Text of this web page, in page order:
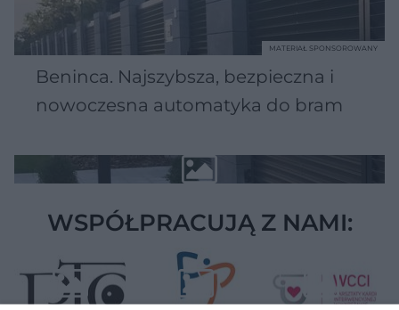
Beninca. Najszybsza, bezpieczna i
nowoczesna automatyka do bram
MATERIAŁ SPONSOROWANY
WSPÓŁPRACUJĄ Z NAMI: